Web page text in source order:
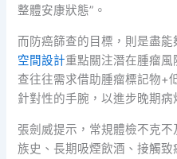
整體安康狀態”。
而防癌篩查的目標，則是盡
空間設計重點關注潛在腫瘤
查往往需求借助腫瘤標記物+
針對性的手腕，以進步晚期病
張劍威提示，常規體檢不克
族史、長期吸煙飲酒、接觸